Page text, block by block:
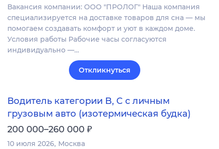
Вакансия компании: ООО "ПРОЛОГ" Наша компания
специализируется на доставке товаров для сна — мы
помогаем создавать комфорт и уют в каждом доме.
Условия работы Рабочие часы согласуются
индивидуально —…
Откликнуться
Водитель категории B, C с личным
грузовым авто (изотермическая будка)
200 000–260 000 ₽
10 июля 2026 Москва